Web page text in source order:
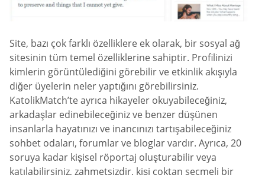
Site, bazı çok farklı özelliklere ek olarak, bir sosyal ağ
sitesinin tüm temel özelliklerine sahiptir. Profilinizi
kimlerin görüntülediğini görebilir ve etkinlik akışıyla
diğer üyelerin neler yaptığını görebilirsiniz.
KatolikMatch’te ayrıca hikayeler okuyabileceğiniz,
arkadaşlar edinebileceğiniz ve benzer düşünen
insanlarla hayatınızı ve inancınızı tartışabileceğiniz
sohbet odaları, forumlar ve bloglar vardır. Ayrıca, 20
soruya kadar kişisel röportaj oluşturabilir veya
katılabilirsiniz, zahmetsizdir, kişi çoktan seçmeli bir